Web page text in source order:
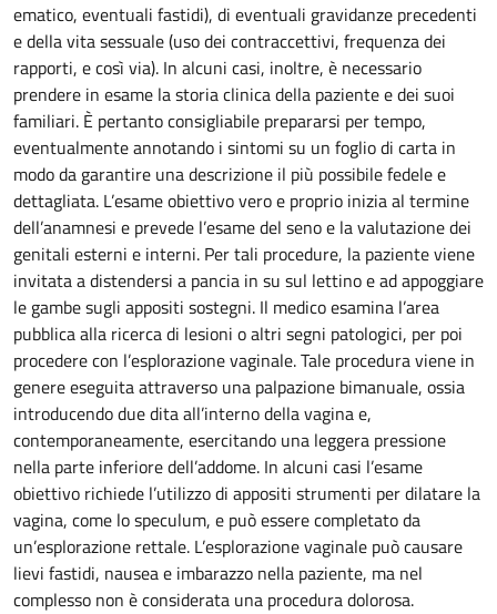
ematico, eventuali fastidi), di eventuali gravidanze precedenti
e della vita sessuale (uso dei contraccettivi, frequenza dei
rapporti, e così via). In alcuni casi, inoltre, è necessario
prendere in esame la storia clinica della paziente e dei suoi
familiari. È pertanto consigliabile prepararsi per tempo,
eventualmente annotando i sintomi su un foglio di carta in
modo da garantire una descrizione il più possibile fedele e
dettagliata. L’esame obiettivo vero e proprio inizia al termine
dell’anamnesi e prevede l’esame del seno e la valutazione dei
genitali esterni e interni. Per tali procedure, la paziente viene
invitata a distendersi a pancia in su sul lettino e ad appoggiare
le gambe sugli appositi sostegni. Il medico esamina l’area
pubblica alla ricerca di lesioni o altri segni patologici, per poi
procedere con l’esplorazione vaginale. Tale procedura viene in
genere eseguita attraverso una palpazione bimanuale, ossia
introducendo due dita all’interno della vagina e,
contemporaneamente, esercitando una leggera pressione
nella parte inferiore dell’addome. In alcuni casi l’esame
obiettivo richiede l’utilizzo di appositi strumenti per dilatare la
vagina, come lo speculum, e può essere completato da
un’esplorazione rettale. L’esplorazione vaginale può causare
lievi fastidi, nausea e imbarazzo nella paziente, ma nel
complesso non è considerata una procedura dolorosa.